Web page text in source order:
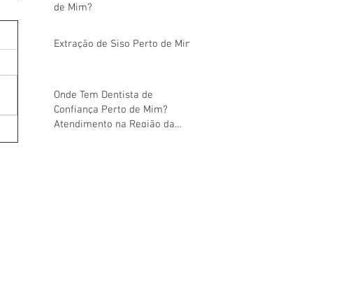
de Mim?
Extração de Siso Perto de Mim
Onde Tem Dentista de
Confiança Perto de Mim?
Atendimento na Região da